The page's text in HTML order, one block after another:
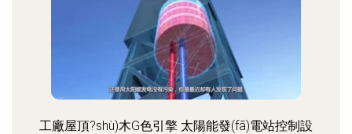
工廠屋頂?shù)木G色引擎 太陽能發(fā)電站控制設